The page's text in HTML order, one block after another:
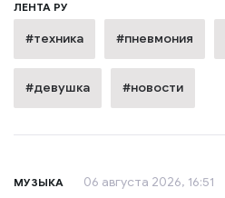
ЛЕНТА РУ
#техника #пневмония
#девушка #новости
МУЗЫКА 06 августа 2026, 16:51